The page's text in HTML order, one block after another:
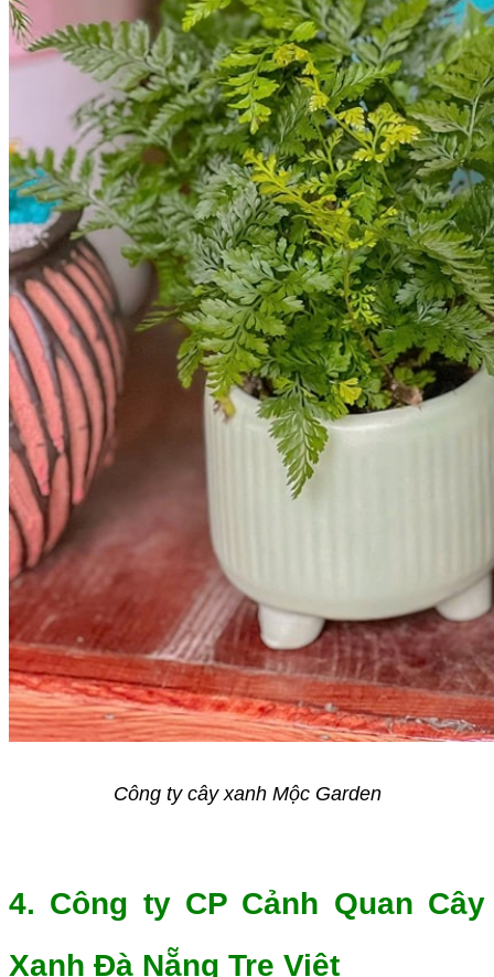
Công ty cây xanh Mộc Garden
4. Công ty CP Cảnh Quan Cây
Xanh Đà Nẵng Tre Việt